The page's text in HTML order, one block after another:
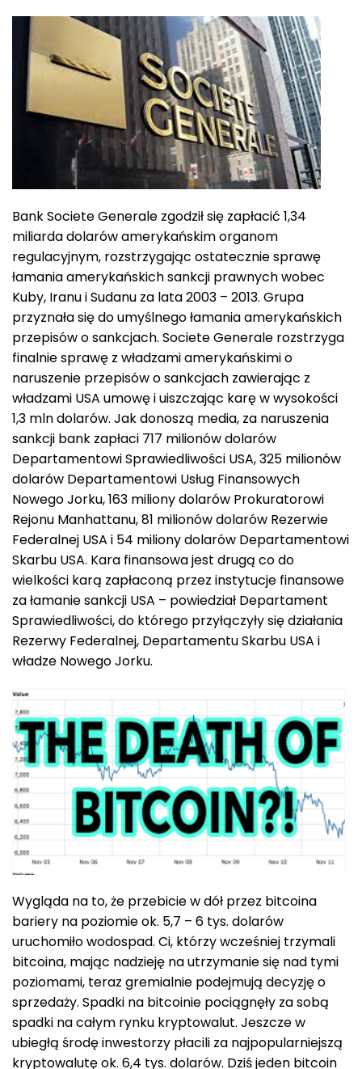
Bank Societe Generale zgodził się zapłacić 1,34
miliarda dolarów amerykańskim organom
regulacyjnym, rozstrzygając ostatecznie sprawę
łamania amerykańskich sankcji prawnych wobec
Kuby, Iranu i Sudanu za lata 2003 – 2013. Grupa
przyznała się do umyślnego łamania amerykańskich
przepisów o sankcjach. Societe Generale rozstrzyga
finalnie sprawę z władzami amerykańskimi o
naruszenie przepisów o sankcjach zawierając z
władzami USA umowę i uiszczając karę w wysokości
1,3 mln dolarów. Jak donoszą media, za naruszenia
sankcji bank zapłaci 717 milionów dolarów
Departamentowi Sprawiedliwości USA, 325 milionów
dolarów Departamentowi Usług Finansowych
Nowego Jorku, 163 miliony dolarów Prokuratorowi
Rejonu Manhattanu, 81 milionów dolarów Rezerwie
Federalnej USA i 54 miliony dolarów Departamentowi
Skarbu USA. Kara finansowa jest drugą co do
wielkości karą zapłaconą przez instytucje finansowe
za łamanie sankcji USA – powiedział Departament
Sprawiedliwości, do którego przyłączyły się działania
Rezerwy Federalnej, Departamentu Skarbu USA i
władze Nowego Jorku.
Wygląda na to, że przebicie w dół przez bitcoina
bariery na poziomie ok. 5,7 – 6 tys. dolarów
uruchomiło wodospad. Ci, którzy wcześniej trzymali
bitcoina, mając nadzieję na utrzymanie się nad tymi
poziomami, teraz gremialnie podejmują decyzję o
sprzedaży. Spadki na bitcoinie pociągnęły za sobą
spadki na całym rynku kryptowalut. Jeszcze w
ubiegłą środę inwestorzy płacili za najpopularniejszą
kryptowalutę ok. 6,4 tys. dolarów. Dziś jeden bitcoin